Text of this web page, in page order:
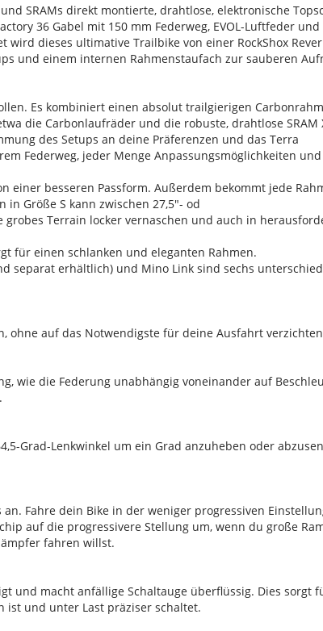
SRAMs direkt montierte, drahtlose, elektronische
36 Gabel mit 150 mm Federweg, EVOL-Luftfeder und
dieses ultimative Trailbike von einer RockShox
und einem internen Rahmenstaufach zur sauberen
Es kombiniert einen absolut trailgierigen
die Carbonlaufräder und die robuste, drahtlose SRAM
des Setups an deine Präferenzen und das Terra
Federweg, jeder Menge Anpassungsmöglichkeiten
besseren Passform. Außerdem bekommt jede
in Größe S kann zwischen 27,5"- od
Terrain locker vernaschen und auch in
für einen schlanken und eleganten Rahmen.
separat erhältlich) und Mino Link sind sechs
ohne auf das Notwendigste für deine Ausfahrt
wie die Federung unabhängig voneinander auf
Grad-Lenkwinkel um ein Grad anzuheben oder
Fahre dein Bike in der weniger progressiven
auf die progressivere Stellung um, wenn du große
fahren willst.
und macht anfällige Schaltauge überflüssig. Dies sorgt
und unter Last präziser schaltet.